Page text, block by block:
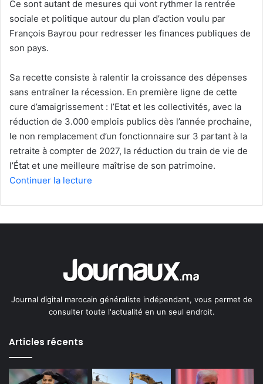
Ce sont autant de mesures qui vont rythmer la rentrée
sociale et politique autour du plan d’action voulu par
François Bayrou pour redresser les finances publiques de
son pays.
Sa recette consiste à ralentir la croissance des dépenses
sans entraîner la récession. En première ligne de cette
cure d’amaigrissement : l’Etat et les collectivités, avec la
réduction de 3.000 emplois publics dès l’année prochaine,
le non remplacement d’un fonctionnaire sur 3 partant à la
retraite à compter de 2027, la réduction du train de vie de
l’État et une meilleure maîtrise de son patrimoine.
Continuer la lecture
Journal digital marocain généraliste indépendant, vous permet de
consulter toute l'actualité en un seul endroit.
Articles récents